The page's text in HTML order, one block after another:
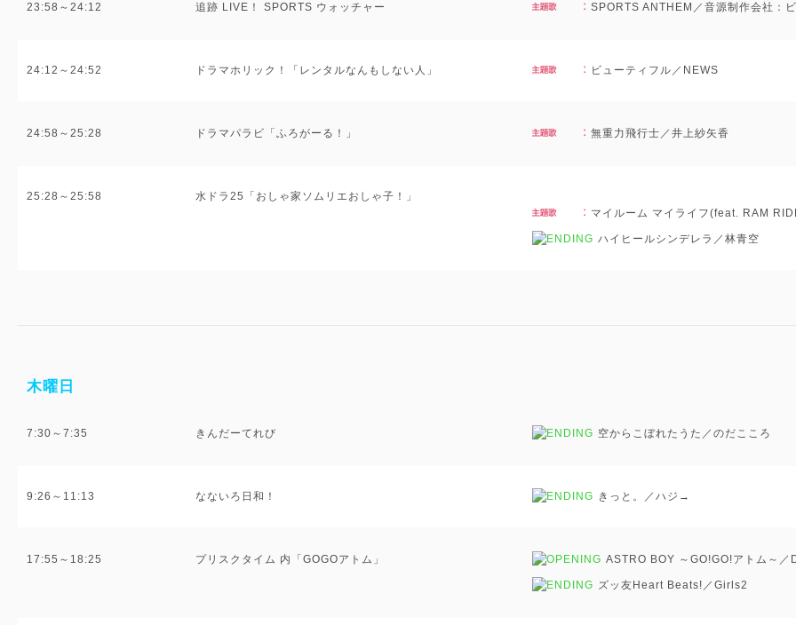
23:58～24:12 追跡 LIVE！ SPORTS ウォッチャー SPORTS ANTHEM／音源制作会社：
24:12～24:52 ドラマホリック！「レンタルなんもしない人」 ビューティフル／NEWS
24:58～25:28 ドラマパラビ「ふろがーる！」 無重力飛行士／井上紗矢香
25:28～25:58
水ドラ25「おしゃ家ソムリエおしゃ子！」
マイルーム マイライフ(feat. RAM
ハイヒールシンデレラ／林青空
木曜日
7:30～7:35 きんだーてれび 空からこぼれたうた／のだこころ
9:26～11:13 なないろ日和！ きっと。／ハジ→
17:55～18:25 プリスクタイム 内「GOGOアトム」 ASTRO BOY ～GO!GO!アトム～
ズッ友Heart Beats!／Girls2